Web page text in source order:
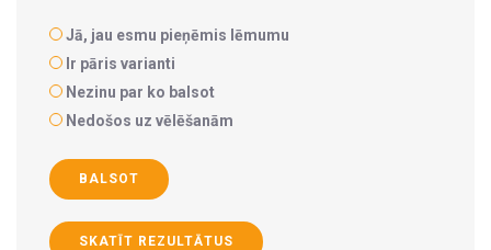
Jā, jau esmu pieņēmis lēmumu
Ir pāris varianti
Nezinu par ko balsot
Nedošos uz vēlēšanām
BALSOT
SKATĪT REZULTĀTUS